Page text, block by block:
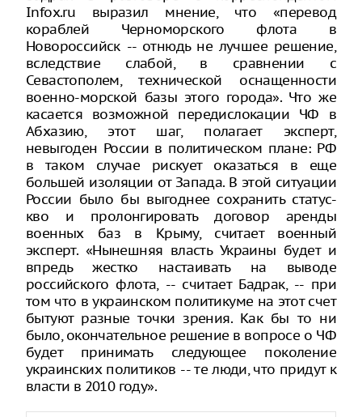
Infox.ru выразил мнение, что «перевод
кораблей Черноморского флота в
Новороссийск -- отнюдь не лучшее решение,
вследствие слабой, в сравнении с
Севастополем, технической оснащенности
военно-морской базы этого города». Что же
касается возможной передислокации ЧФ в
Абхазию, этот шаг, полагает эксперт,
невыгоден России в политическом плане: РФ
в таком случае рискует оказаться в еще
большей изоляции от Запада. В этой ситуации
России было бы выгоднее сохранить статус-
кво и пролонгировать договор аренды
военных баз в Крыму, считает военный
эксперт. «Нынешняя власть Украины будет и
впредь жестко настаивать на выводе
российского флота, -- считает Бадрак, -- при
том что в украинском политикуме на этот счет
бытуют разные точки зрения. Как бы то ни
было, окончательное решение в вопросе о ЧФ
будет принимать следующее поколение
украинских политиков -- те люди, что придут к
власти в 2010 году».